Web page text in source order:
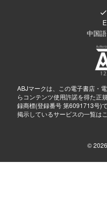
中国語
ABJマークは、この電子書店・
らコンテンツ使用許諾を得た正
録商標(登録番号 第6091713号)
掲示しているサービスの一覧はこ
© 2026